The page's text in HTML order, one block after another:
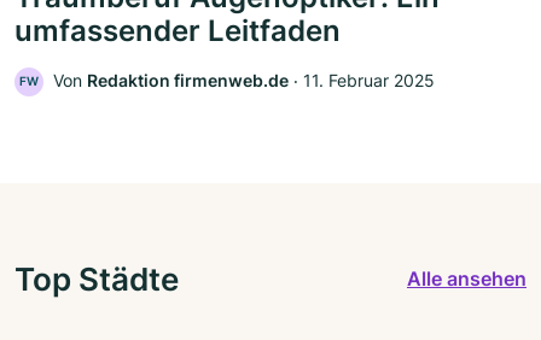
umfassender Leitfaden
FW Von Redaktion firmenweb.de ‧ 11. Februar 2025
Top Städte Alle ansehen